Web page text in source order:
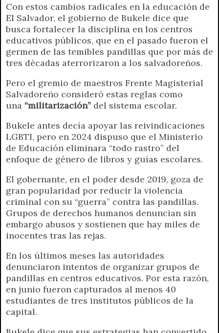
Con estos cambios radicales en la educación de
El Salvador, el gobierno de Bukele dice que
busca fortalecer la disciplina en los centros
educativos públicos, que en el pasado fueron el
germen de las temibles pandillas que por más de
tres décadas aterrorizaron a los salvadoreños.
Pero el gremio de maestros Frente Magisterial
Salvadoreño consideró estas reglas como
una “militarización” del sistema escolar.
Bukele antes decía apoyar las reivindicaciones
LGBTI, pero en 2024 dispuso que el Ministerio
de Educación eliminara “todo rastro” del
enfoque de género de libros y guías escolares.
El gobernante, en el poder desde 2019, goza de
gran popularidad por reducir la violencia
criminal con su “guerra” contra las pandillas.
Grupos de derechos humanos denuncian sin
embargo abusos y sostienen que hay miles de
inocentes tras las rejas.
En los últimos meses las autoridades
denunciaron intentos de organizar grupos de
pandillas en centros educativos. Por esta razón,
en junio fueron capturados al menos 40
estudiantes de tres institutos públicos de la
capital.